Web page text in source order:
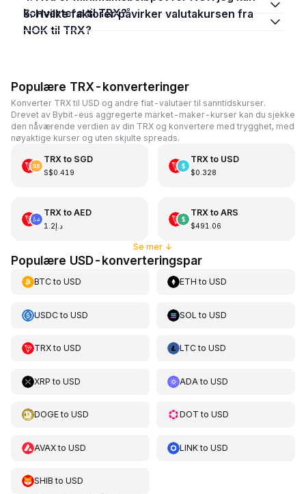
konvertere til TRX?
5. Hvilke faktorer påvirker valutakursen fra
NOK til TRX?
Populære TRX-konverteringer
Konverter TRX til USD og andre fiat-valutaer til sanntidskurser.
Drevet av Bybit-eus aggregerte market-maker-kurser kan du sjekke
den nåværende verdien av din TRX og konvertere med trygghet, med
nøyaktige kurser og uten skjulte spreads.
TRXto SGD
S$0.419
TRXto USD
$0.328
TRXto AED
د.إ1.2
TRXto ARS
$491.06
Se mer ↓
Populære USD-konverteringspar
BTCto USD ETH toUSD
USDCto USD SOL toUSD
TRXto USD LTCtoUSD
XRP to USD ADA toUSD
DOGEto USD DOT toUSD
AVAXto USD LINKtoUSD
SHIB to USD